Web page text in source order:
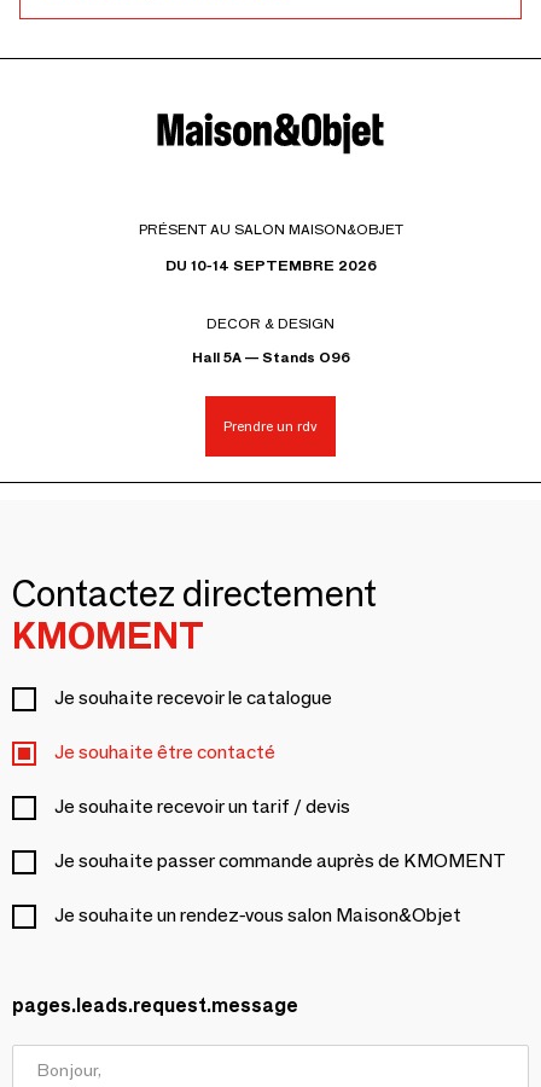
PRÉSENT AU SALON MAISON&OBJET
DU 10-14 SEPTEMBRE 2026
DECOR & DESIGN
Hall 5A — Stands O96
Prendre un rdv
Contactez directement
KMOMENT
Je souhaite recevoir le catalogue
Je souhaite être contacté
Je souhaite recevoir un tarif / devis
Je souhaite passer commande auprès de KMOMENT
Je souhaite un rendez-vous salon Maison&Objet
pages.leads.request.message